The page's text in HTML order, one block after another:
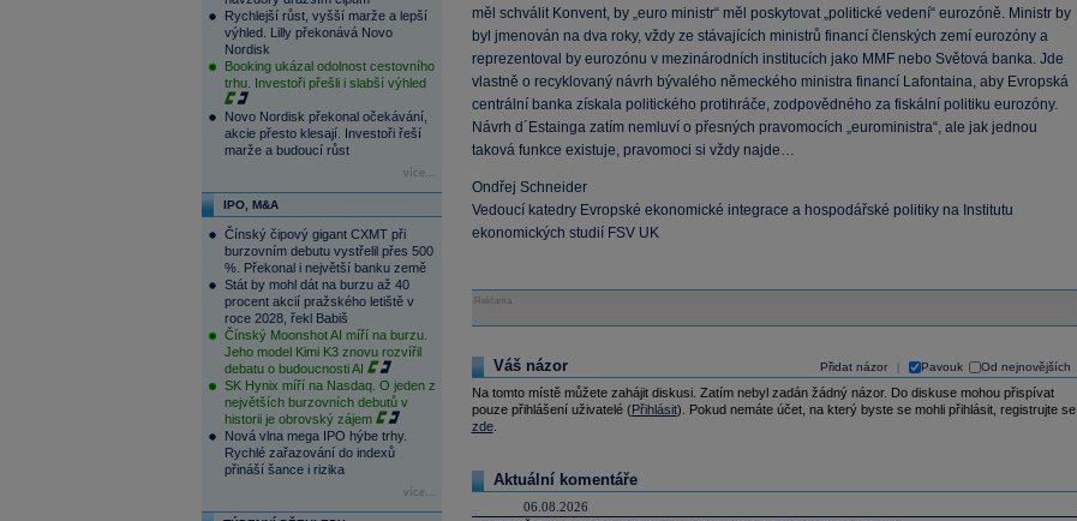
Rychlejší růst, vyšší marže a lepší
výhled. Lilly překonává Novo
Nordisk
Booking ukázal odolnost cestovního
trhu. Investoři přešli i slabší výhled
Novo Nordisk překonal očekávání,
akcie přesto klesají. Investoři řeší
marže a budoucí růst
více...
IPO, M&A
Čínský čipový gigant CXMT při
burzovním debutu vystřelil přes 500
%. Překonal i největší banku země
Stát by mohl dát na burzu až 40
procent akcií pražského letiště v
roce 2028, řekl Babiš
Čínský Moonshot AI míří na burzu.
Jeho model Kimi K3 znovu rozvířil
debatu o budoucnosti AI
SK Hynix míří na Nasdaq. O jeden z
největších burzovních debutů v
historii je obrovský zájem
Nová vlna mega IPO hýbe trhy.
Rychlé zařazování do indexů
přináší šance i rizika
více...
měl schválit Konvent, by „euro ministr“ měl poskytovat „politické vedení“ eurozóně. Ministr by
byl jmenován na dva roky, vždy ze stávajících ministrů financí členských zemí eurozóny a
reprezentoval by eurozónu v mezinárodních institucích jako MMF nebo Světová banka. Jde
vlastně o recyklovaný návrh bývalého německého ministra financí Lafontaina, aby Evropská
centrální banka získala politického protihráče, zodpovědného za fiskální politiku eurozóny.
Návrh d´Estainga zatím nemluví o přesných pravomocích „euroministra“, ale jak jednou
taková funkce existuje, pravomoci si vždy najde…
Ondřej Schneider
Vedoucí katedry Evropské ekonomické integrace a hospodářské politiky na Institutu
ekonomických studií FSV UK
Reklama
Přidat názor Pavouk Od nejnovějších
Váš názor
Na tomto místě můžete zahájit diskusi. Zatím nebyl zadán žádný názor. Do diskuse mohou přispívat
pouze přihlášení uživatelé (Přihlásit). Pokud nemáte účet, na který byste se mohli přihlásit, registrujte se
zde.
Aktuální komentáře
06.08.2026